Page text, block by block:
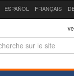
ESPAÑOL FRANÇAIS